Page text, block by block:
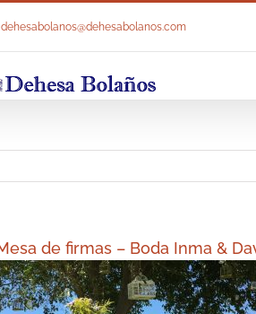
dehesabolanos@dehesabolanos.com
de firmas – Boda Inma &